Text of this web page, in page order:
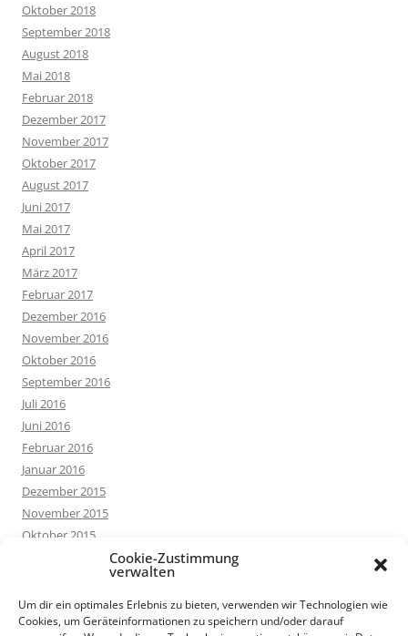
Cookie-Zustimmung
verwalten
Um dir ein optimales Erlebnis zu bieten, verwenden wir Technologien wie
Cookies, um Geräteinformationen zu speichern und/oder darauf
Oktober 2018
September 2018
August 2018
Mai 2018
Februar 2018
Dezember 2017
November 2017
Oktober 2017
August 2017
Juni 2017
Mai 2017
April 2017
März 2017
Februar 2017
Dezember 2016
November 2016
Oktober 2016
September 2016
Juli 2016
Juni 2016
Februar 2016
Januar 2016
Dezember 2015
November 2015
Oktober 2015
Juli 2015
Juni 2015